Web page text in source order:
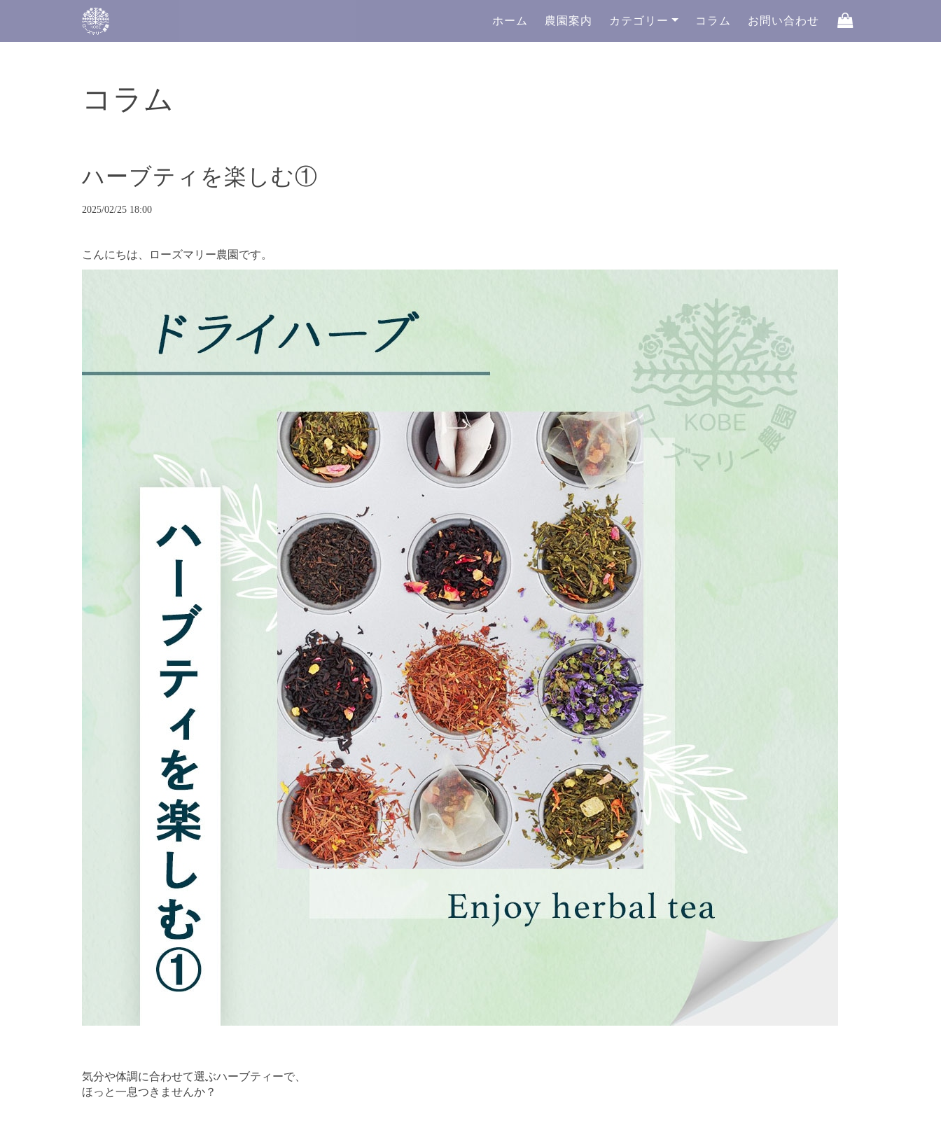
ホーム 農園案内 カテゴリー コラム お問い合わせ
コラム
ハーブティを楽しむ①
2025/02/25 18:00
こんにちは、 ローズマリー農園です。
気分や体調に合わせて選ぶハーブティーで、
ほっと一息つきませんか？